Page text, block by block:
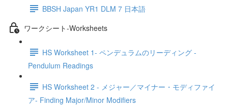
BBSH Japan YR1 DLM 7 日本語
ワークシート-Worksheets
HS Worksheet 1- ペンデュラムのリーディング -
Pendulum Readings
HS Worksheet 2 - メジャー／マイナー・モディファイ
ア- Finding Major/Minor Modifiers